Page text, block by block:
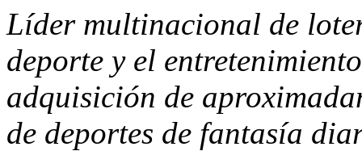
Líder multinacional de
deporte y el
adquisición de
de deportes de fantasía